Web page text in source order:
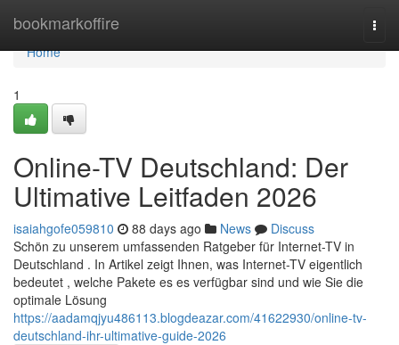
bookmarkoffire
Home
Home
1
Online-TV Deutschland: Der
Ultimative Leitfaden 2026
isaiahgofe059810 88 days ago News
Discuss
Schön zu unserem umfassenden Ratgeber für Internet-TV in
Deutschland . In Artikel zeigt Ihnen, was Internet-TV eigentlich
bedeutet , welche Pakete es es verfügbar sind und wie Sie die
optimale Lösung
https://aadamqjyu486113.blogdeazar.com/41622930/online-tv-
deutschland-ihr-ultimative-guide-2026